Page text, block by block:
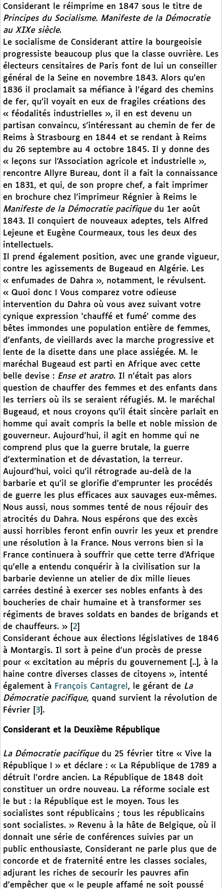
Considerant le réimprime en 1847 sous le titre de
Principes du Socialisme. Manifeste de la Démocratie
au XIXe siècle.
Le socialisme de Considerant attire la bourgeoisie
progressiste beaucoup plus que la classe ouvrière. Les
électeurs censitaires de Paris font de lui un conseiller
général de la Seine en novembre 1843. Alors qu’en
1836 il proclamait sa méfiance à l’égard des chemins
de fer, qu’il voyait en eux de fragiles créations des
« féodalités industrielles », il en est devenu un
partisan convaincu, s’intéressant au chemin de fer de
Reims à Strasbourg en 1844 et se rendant à Reims
du 26 septembre au 4 octobre 1845. Il y donne des
« leçons sur l’Association agricole et industrielle »,
rencontre Allyre Bureau, dont il a fait la connaissance
en 1831, et qui, de son propre chef, a fait imprimer
en brochure chez l’imprimeur Régnier à Reims le
Manifeste de la Démocratie pacifiquedu 1er août
1843. Il conquiert de nouveaux adeptes, tels Alfred
Lejeune et Eugène Courmeaux, tous les deux des
intellectuels.
Il prend également position, avec une grande vigueur,
contre les agissements de Bugeaud en Algérie. Les
« enfumades de Dahra », notamment, le révulsent.
« Quoi donc ! Vous comparez votre odieuse
intervention du Dahra où vous avez suivant votre
cynique expression ‘chauffé et fumé’ comme des
bêtes immondes une population entière de femmes,
d’enfants, de vieillards avec la marche progressive et
lente de la disette dans une place assiégée. M. le
maréchal Bugeaud est parti en Afrique avec cette
belle devise : Ense et aratro. Il n’était pas alors
question de chauffer des femmes et des enfants dans
les terriers où ils se seraient réfugiés. M. le maréchal
Bugeaud, et nous croyons qu’il était sincère parlait en
homme qui avait compris la belle et noble mission de
gouverneur. Aujourd’hui, il agit en homme qui ne
comprend plus que la guerre brutale, la guerre
d’extermination et de dévastation, la terreur.
Aujourd’hui, voici qu’il rétrograde au-delà de la
barbarie et qu’il se glorifie d’emprunter les procédés
de guerre les plus efficaces aux sauvages eux-mêmes.
Nous aussi, nous sommes tenté de nous réjouir des
atrocités du Dahra. Nous espérons que des excès
aussi horribles feront enfin ouvrir les yeux et prendre
une résolution à la France. Nous verrons bien si la
France continuera à souffrir que cette terre d’Afrique
qu’elle a entendu conquérir à la civilisation sur la
barbarie devienne un atelier de dix mille lieues
carrées destiné à exercer ses nobles enfants à des
boucheries de chair humaine et à transformer ses
régiments de braves soldats en bandes de brigands et
de chauffeurs. »
2
Considerant échoue aux élections législatives de 1846
à Montargis. Il sort à peine d’un procès de presse
pour « excitation au mépris du gouvernement [..], à la
haine contre diverses classes de citoyens », intenté
également à François Cantagrel , le gérant de La
Démocratie pacifique, quand survient la révolution de
Février
3 .
Considerant et la Deuxième République
La Démocratie pacifiquedu 25 février titre « Vive la
République ! » et déclare : « La République de 1789 a
détruit l’ordre ancien. La République de 1848 doit
constituer un ordre nouveau. La réforme sociale est
le but : la République est le moyen. Tous les
socialistes sont républicains ; tous les républicains
sont socialistes. » Revenu à la hâte de Belgique, où il
donnait une série de conférences suivies par un
public enthousiaste, Considerant ne parle plus que de
concorde et de fraternité entre les classes sociales,
adjurant les riches de secourir les pauvres afin
d’empêcher que « le peuple affamé ne soit poussé